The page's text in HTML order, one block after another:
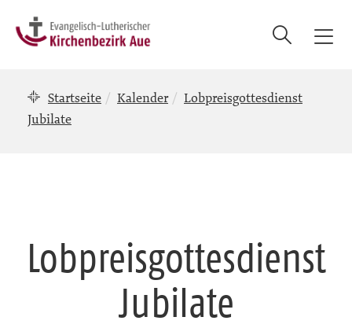
T
a
t
Suche
Startseite Kalender
Lobpreisgottesdienst
Jubilate
Lobpreisgottesdienst
Jubilate